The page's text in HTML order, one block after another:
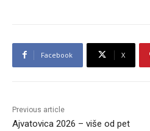
Facebook X
Previous article
Ajvatovica 2026 – više od pet